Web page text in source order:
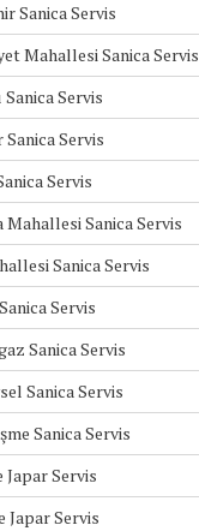
Sanica Servis
Mahallesi Sanica Servis
Sanica Servis
Sanica Servis
Servis
Sanica Servis
Sanica Servis
Servis
Sanica Servis
Sanica Servis
Sanica Servis
Japar Servis
Japar Servis